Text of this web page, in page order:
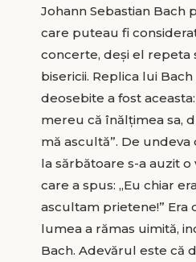
Johann Sebastian Bach
care puteau fi
concerte, deși el repeta
bisericii. Replica lui
deosebite a fost
mereu că înălțimea sa,
mă ascultă”. De
la sărbătoare s-a auzit o
care a spus: „Eu chiar
ascultam prietene!” Era
lumea a rămas uimită,
Bach. Adevărul este că